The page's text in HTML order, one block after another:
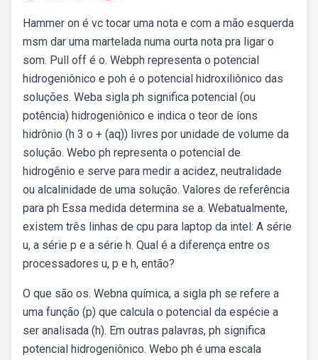
Hammer on é vc tocar uma nota e com a mão esquerda
msm dar uma martelada numa ourta nota pra ligar o
som. Pull off é o. Webph representa o potencial
hidrogeniônico e poh é o potencial hidroxiliônico das
soluções. Weba sigla ph significa potencial (ou
potência) hidrogeniônico e indica o teor de íons
hidrônio (h 3 o + (aq)) livres por unidade de volume da
solução. Webo ph representa o potencial de
hidrogênio e serve para medir a acidez, neutralidade
ou alcalinidade de uma solução. Valores de referência
para ph Essa medida determina se a. Webatualmente,
existem três linhas de cpu para laptop da intel: A série
u, a série p e a série h. Qual é a diferença entre os
processadores u, p e h, então?
O que são os. Webna química, a sigla ph se refere a
uma função (p) que calcula o potencial da espécie a
ser analisada (h). Em outras palavras, ph significa
potencial hidrogeniônico. Webo ph é uma escala